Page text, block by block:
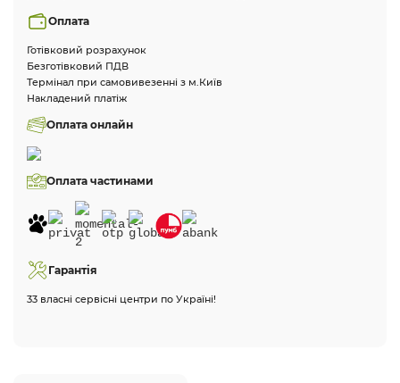
Оплата
Готівковий розрахунок
Безготівковий ПДВ
Термінал при самовивезенні з м.Київ
Накладений платіж
Оплата онлайн
Оплата частинами
Гарантія
33 власні сервісні центри по Україні!